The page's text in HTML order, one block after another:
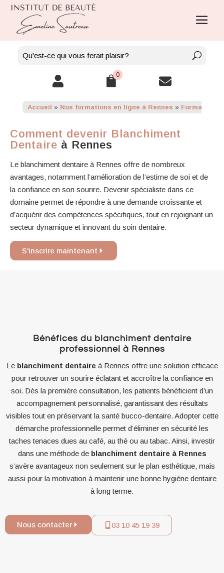
 0 
Accueil » Nos formations en ligne à Rennes » Formation
Comment devenir Blanchiment
Dentaire à Rennes
Le blanchiment dentaire à Rennes offre de nombreux
avantages, notamment l’amélioration de l’estime de soi et de
la confiance en son sourire. Devenir spécialiste dans ce
domaine permet de répondre à une demande croissante et
d’acquérir des compétences spécifiques, tout en rejoignant un
secteur dynamique et innovant du soin dentaire.
S'inscrire maintenant
Bénéfices du blanchiment dentaire
professionnel à Rennes
Le blanchiment dentaire à Rennes offre une solution efficace
pour retrouver un sourire éclatant et accroître la confiance en
soi. Dès la première consultation, les patients bénéficient d’un
accompagnement personnalisé, garantissant des résultats
visibles tout en préservant la santé bucco-dentaire. Adopter cette
démarche professionnelle permet d’éliminer en sécurité les
taches tenaces dues au café, au thé ou au tabac. Ainsi, investir
dans une méthode de blanchiment dentaire à Rennes
s’avère avantageux non seulement sur le plan esthétique, mais
aussi pour la motivation à maintenir une bonne hygiène dentaire
à long terme.
Nous contacter 03 10 45 19 39